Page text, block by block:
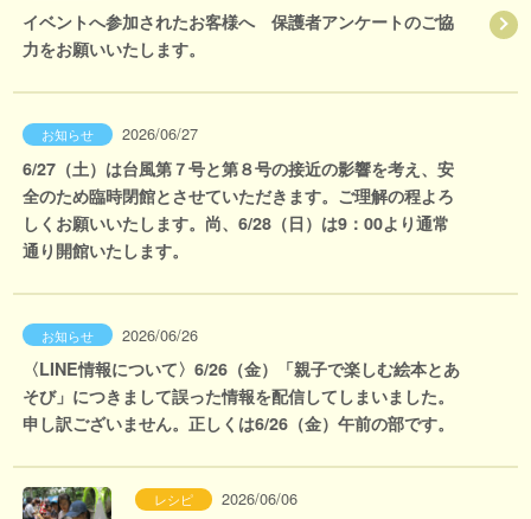
イベントへ参加されたお客様へ 保護者アンケートのご協
力をお願いいたします。
お知らせ 2026/06/27
6/27（土）は台風第７号と第８号の接近の影響を考え、安
全のため臨時閉館とさせていただきます。ご理解の程よろ
しくお願いいたします。尚、6/28（日）は9：00より通常
通り開館いたします。
お知らせ 2026/06/26
〈LINE情報について〉6/26（金）「親子で楽しむ絵本とあ
そび」につきまして誤った情報を配信してしまいました。
申し訳ございません。正しくは6/26（金）午前の部です。
レシピ 2026/06/06